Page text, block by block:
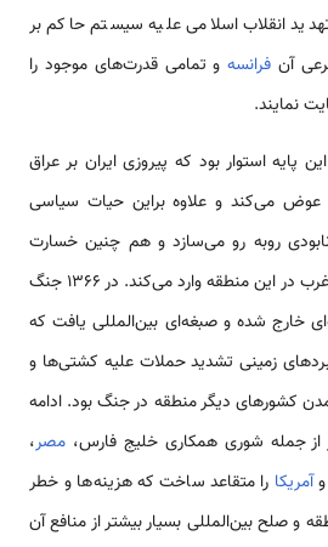
انقلاب اسلامی علیه سیستم حاکم بر
آن فرانسهو تمامی قدرت‌های موجود را
نمایند.
پایه استوار بود که پیروزی ایران بر عراق
عوض می‌کند و علاوه براین حیات سیاسی
روبه رو می‌سازد و هم چنین خسارت
جبران‌ناپذیری را نیز بر منافع غرب در این منطقه وارد می‌کند. در 1366 جنگ
خارج شده و صبغه‌ای بین‌المللی یافت که
زمینی تشدید حملات علیه کشتی‌ها و
کشورهای دیگر منطقه در جنگ بود. ادامه
جمله شوری همکاری خلیج فارس، مصر،
وآمریکا را متقاعد ساخت که هزینه‌ها و خطر
صلح بین‌المللی بسیار بیشتر از منافع آن